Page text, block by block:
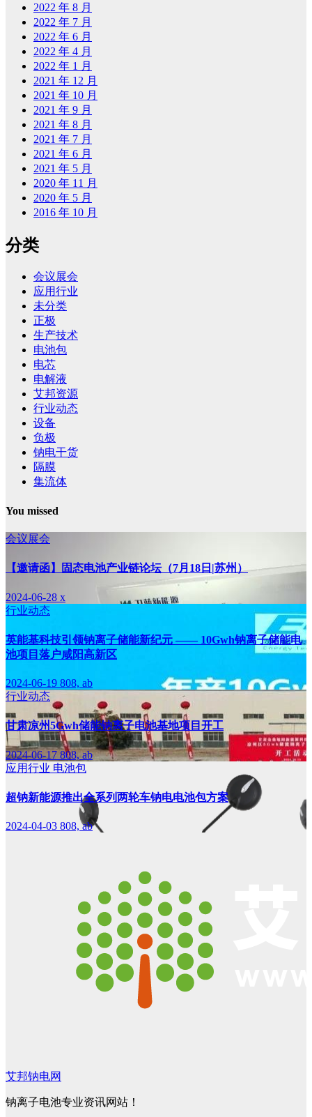
2022 年 8 月
2022 年 7 月
2022 年 6 月
2022 年 4 月
2022 年 1 月
2021 年 12 月
2021 年 10 月
2021 年 9 月
2021 年 8 月
2021 年 7 月
2021 年 6 月
2021 年 5 月
2020 年 11 月
2020 年 5 月
2016 年 10 月
分类
会议展会
应用行业
未分类
正极
生产技术
电池包
电芯
电解液
艾邦资源
行业动态
设备
负极
钠电干货
隔膜
集流体
You missed
会议展会
【邀请函】固态电池产业链论坛（7月18日|苏州）
2024-06-28 x
行业动态
英能基科技引领钠离子储能新纪元 —— 10Gwh钠离子储能电
池项目落户咸阳高新区
2024-06-19 808, ab
行业动态
甘肃凉州5Gwh储能钠离子电池基地项目开工
2024-06-17 808, ab
应用行业 电池包
超钠新能源推出全系列两轮车钠电电池包方案
2024-04-03 808, ab
艾邦钠电网
钠离子电池专业资讯网站！